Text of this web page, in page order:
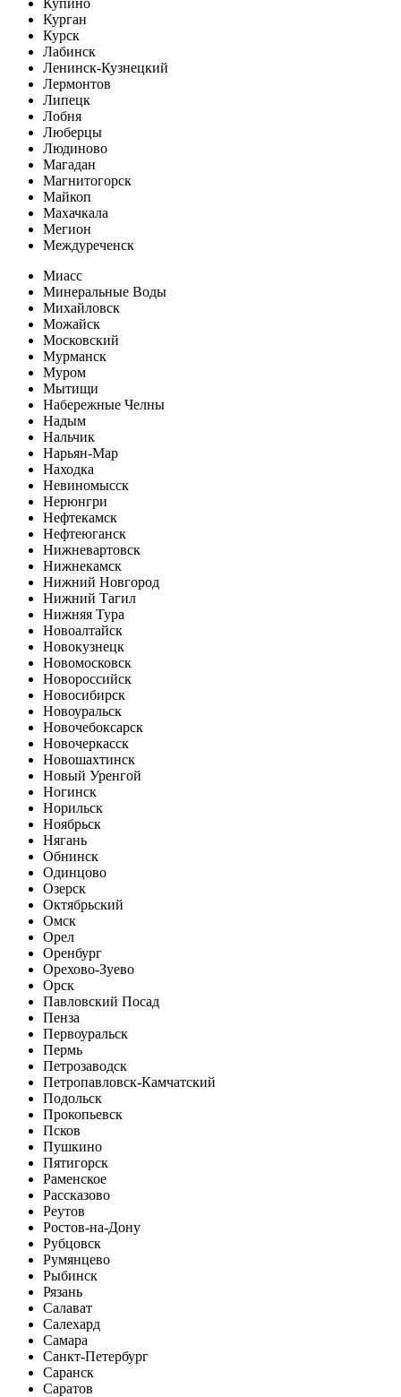
Курган
Курск
Лабинск
Ленинск-Кузнецкий
Лермонтов
Липецк
Лобня
Люберцы
Людиново
Магадан
Магнитогорск
Майкоп
Махачкала
Мегион
Междуреченск
Миасс
Минеральные Воды
Михайловск
Можайск
Московский
Мурманск
Муром
Мытищи
Набережные Челны
Надым
Нальчик
Нарьян-Мар
Находка
Невиномысск
Нерюнгри
Нефтекамск
Нефтеюганск
Нижневартовск
Нижнекамск
Нижний Новгород
Нижний Тагил
Нижняя Тура
Новоалтайск
Новокузнецк
Новомосковск
Новороссийск
Новосибирск
Новоуральск
Новочебоксарск
Новочеркасск
Новошахтинск
Новый Уренгой
Ногинск
Норильск
Ноябрьск
Нягань
Обнинск
Одинцово
Озерск
Октябрьский
Омск
Орел
Оренбург
Орехово-Зуево
Орск
Павловский Посад
Пенза
Первоуральск
Пермь
Петрозаводск
Петропавловск-Камчатский
Подольск
Прокопьевск
Псков
Пушкино
Пятигорск
Раменское
Рассказово
Реутов
Ростов-на-Дону
Рубцовск
Румянцево
Рыбинск
Рязань
Салават
Салехард
Самара
Санкт-Петербург
Саранск
Саратов